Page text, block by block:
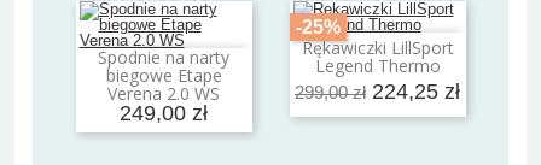
Spodnie na narty
biegowe Etape
Verena 2.0 WS
249,00 zł
Dodaj do koszyka
-25%
Rękawiczki LillSport
Legend Thermo
299,00 zł 224,25 zł
Dodaj do koszyka